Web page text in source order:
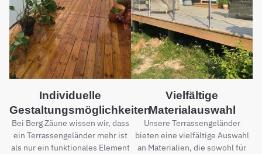
Individuelle
Gestaltungsmöglichkeiten
Bei Berg Zäune wissen wir, dass
ein Terrassengeländer mehr ist
als nur ein funktionales Element
Vielfältige
Materialauswahl
Unsere Terrassengeländer
bieten eine vielfältige Auswahl
an Materialien, die sowohl für